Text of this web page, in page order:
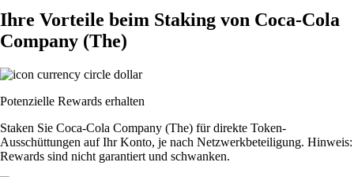
Ihre Vorteile beim Staking von Coca-Cola
Company (The)
Potenzielle Rewards erhalten
Staken Sie Coca-Cola Company (The) für direkte Token-
Ausschüttungen auf Ihr Konto, je nach Netzwerkbeteiligung. Hinweis:
Rewards sind nicht garantiert und schwanken.